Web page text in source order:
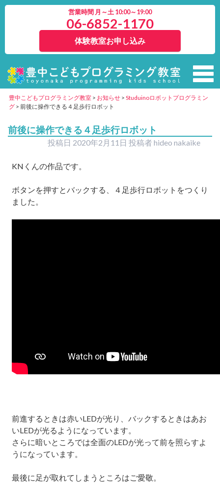
営業時間 月～土 10:00～19:00
06-6852-1170
体験教室お申し込み
豊中こどもプログラミング教室 > お知らせ > Studuinoロボットプログラミン
グ > 前後に操作できる４足歩行ロボット
前後に操作できる４足歩行ロボット
投稿日 2020年2月11日 投稿者 hideo nakaike
KNくんの作品です。
ボタンを押すとバックする、４足歩行ロボットをつくり
ました。
前進するときは赤いLEDが光り、バックするときはあお
いLEDが光るようになっています。
さらに暗いところでは全面のLEDが光って前を照らすよ
うになっています。
最後に足が取れてしまうところはご愛敬。